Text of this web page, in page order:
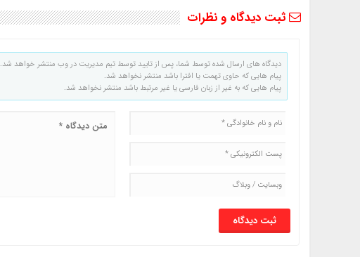
ثبت دیدگاه و نظرات
دیدگاه های ارسال شده توسط شما، پس از تایید توسط تیم مدیریت در وب منتشر خواهد شد.
پیام هایی که حاوی تهمت یا افترا باشد منتشر نخواهد شد.
پیام هایی که به غیر از زبان فارسی یا غیر مرتبط باشد منتشر نخواهد شد.